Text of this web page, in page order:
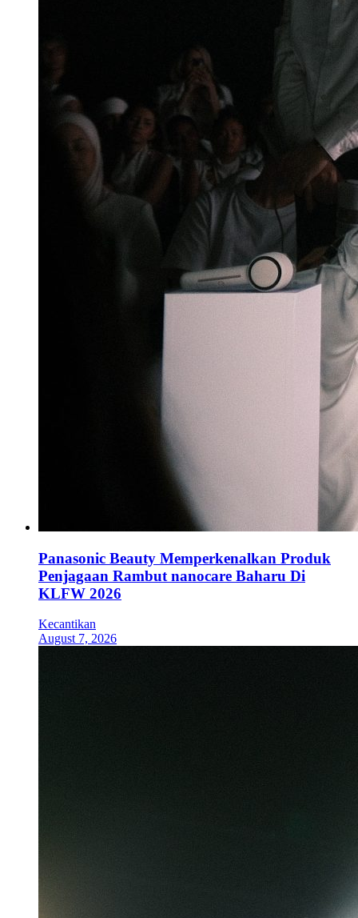
Panasonic Beauty Memperkenalkan Produk
Penjagaan Rambut nanocare Baharu Di
KLFW 2026
Kecantikan
August 7, 2026